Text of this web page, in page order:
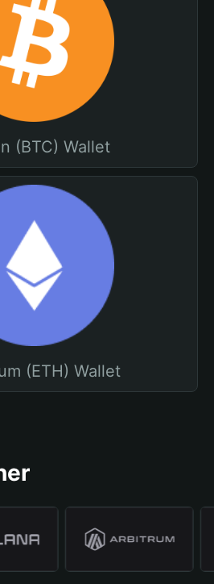
(BTC) Wallet
(ETH) Wallet